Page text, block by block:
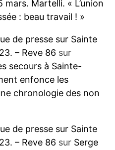
mars. Martelli. « L’union
: beau travail ! »
de presse sur Sainte
– Reve 86 sur
secours à Sainte-
enfonce les
chronologie des non
de presse sur Sainte
– Reve 86 sur Serge